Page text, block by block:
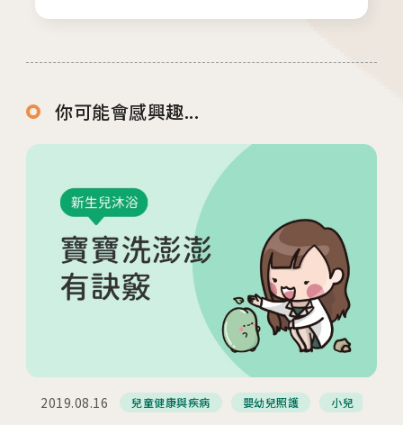
2026茂盛醫院全台巡迴好孕講座
2026茂盛醫院講座《每月好孕講座》
相關網站
茂盛醫院生殖醫學中心
安馨產後護理之家
你可能會感興趣...
2019.08.16 兒童健康與疾病 嬰幼兒照護 小兒